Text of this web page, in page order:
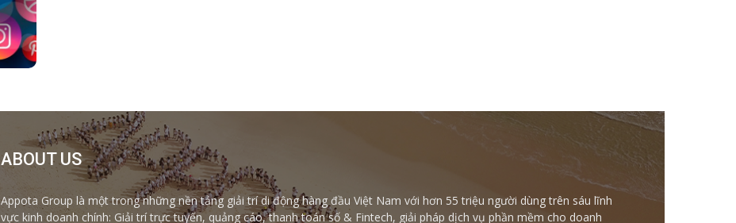
ABOUT US
Appota Group là một trong những nền tảng giải trí di động hàng đầu Việt Nam với hơn 55 triệu người dùng trên sáu lĩnh
vực kinh doanh chính: Giải trí trực tuyến, quảng cáo, thanh toán số & Fintech, giải pháp dịch vụ phần mềm cho doanh